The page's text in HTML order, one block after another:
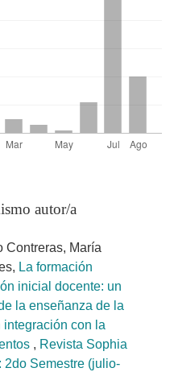
autor/a
Contreras, María
La formación
inicial docente: un
la enseñanza de la
con la
, Revista Sophia
2do Semestre (julio-